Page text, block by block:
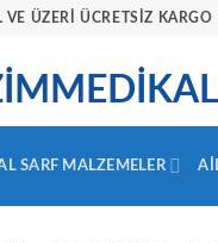
VE ÜZERİ ÜCRETSİZ KARGO
SARF MALZEMELER